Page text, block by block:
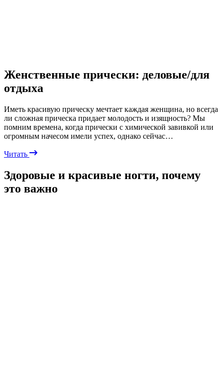
Женственные прически: деловые/для
отдыха
Иметь красивую прическу мечтает каждая женщина, но всегда
ли сложная прическа придает молодость и изящность? Мы
помним времена, когда прически с химической завивкой или
огромным начесом имели успех, однако сейчас…
Читать
Здоровые и красивые ногти, почему
это важно